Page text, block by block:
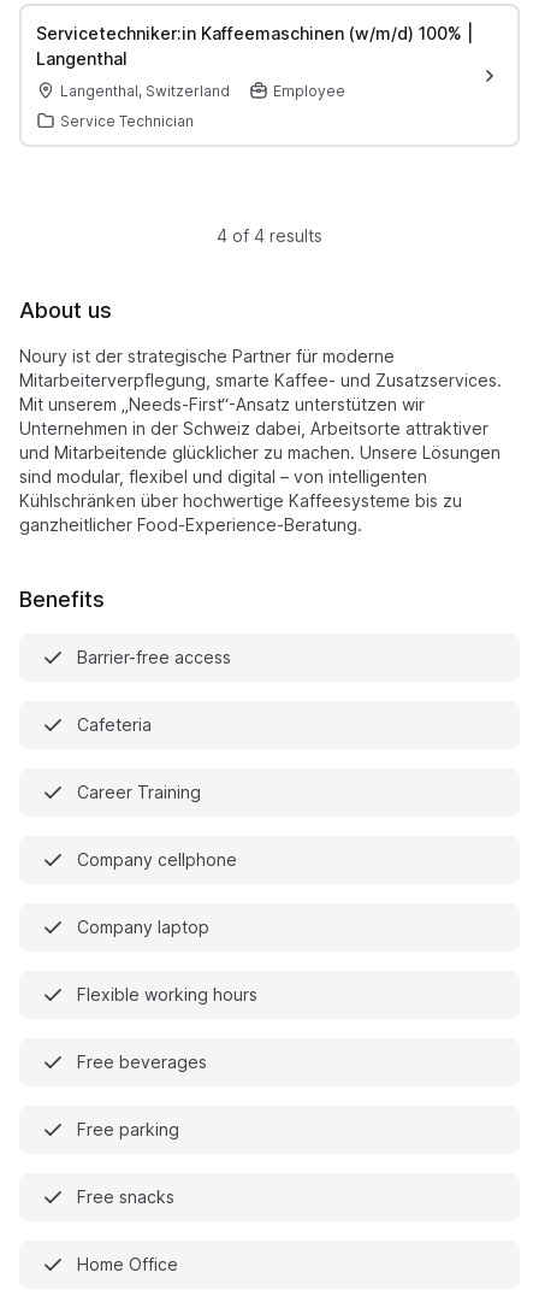
Servicetechniker:in Kaffeemaschinen (w/m/d) 100% |
Langenthal
Langenthal, Switzerland
Employee
Service Technician
4 of 4 results
About us
Noury ist der strategische Partner für moderne
Mitarbeiterverpflegung, smarte Kaffee- und Zusatzservices.
Mit unserem „Needs-First“-Ansatz unterstützen wir
Unternehmen in der Schweiz dabei, Arbeitsorte attraktiver
und Mitarbeitende glücklicher zu machen. Unsere Lösungen
sind modular, flexibel und digital – von intelligenten
Kühlschränken über hochwertige Kaffeesysteme bis zu
ganzheitlicher Food-Experience-Beratung.
Benefits
Barrier-free access
Cafeteria
Career Training
Company cellphone
Company laptop
Flexible working hours
Free beverages
Free parking
Free snacks
Home Office